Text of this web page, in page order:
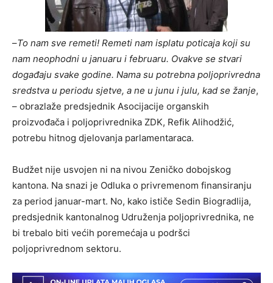
–To nam sve remeti! Remeti nam isplatu poticaja koji su
nam neophodni u januaru i februaru. Ovakve se stvari
događaju svake godine. Nama su potrebna poljoprivredna
sredstva u periodu sjetve, a ne u junu i julu, kad se žanje,
– obrazlaže predsjednik Asocijacije organskih
proizvođača i poljoprivrednika ZDK, Refik Alihodžić,
potrebu hitnog djelovanja parlamentaraca.
Budžet nije usvojen ni na nivou Zeničko dobojskog
kantona. Na snazi je Odluka o privremenom finansiranju
za period januar-mart. No, kako ističe Sedin Biogradlija,
predsjednik kantonalnog Udruženja poljoprivrednika, ne
bi trebalo biti većih poremećaja u podršci
poljoprivrednom sektoru.